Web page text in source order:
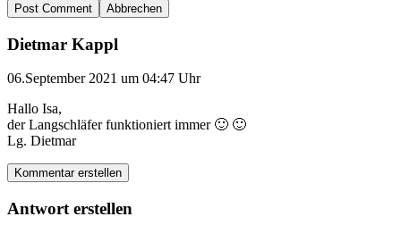
Abbrechen
Dietmar Kappl
06.September 2021 um 04:47 Uhr
Hallo Isa,
der Langschläfer funktioniert immer 🙂 🙂
Lg. Dietmar
Kommentar erstellen
Antwort erstellen